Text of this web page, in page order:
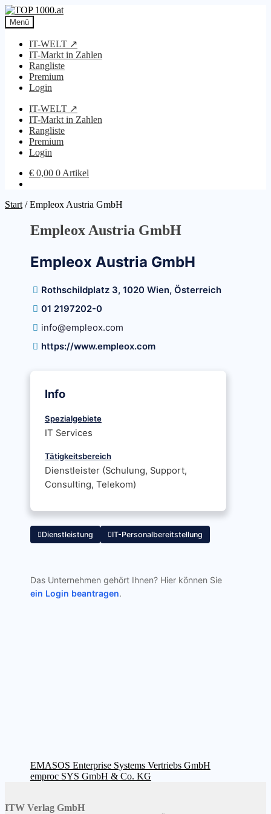
Zur
Navigation
springen
Zum
Inhalt
springen
Menü
IT-WELT ↗
IT-Markt in Zahlen
Rangliste
Premium
Login
IT-WELT ↗
IT-Markt in Zahlen
Rangliste
Premium
Login
€ 0,00 0 Artikel
Start /Empleox Austria GmbH
Empleox Austria GmbH
Empleox Austria GmbH
Rothschildplatz 3, 1020 Wien, Österreich
01 2197202-0
info@empleox.com
https://www.empleox.com
Info
Spezialgebiete
IT Services
Tätigkeitsbereich
Dienstleister (Schulung, Support,
Consulting, Telekom)
Dienstleistung IT-Personalbereitstellung
Das Unternehmen gehört Ihnen? Hier können Sie
ein Login beantragen.
Beitragsnavigation
Vorheriger
Beitrag:
EMASOS Enterprise Systems Vertriebs GmbH
Nächster
emproc SYS GmbH & Co. KG
ITW Verlag GmbH